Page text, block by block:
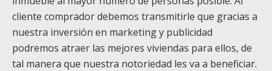
cliente comprador debemos transmitirle que gracias a
nuestra inversión en marketing y publicidad
podremos atraer las mejores viviendas para ellos, de
tal manera que nuestra notoriedad les va a beneficiar.